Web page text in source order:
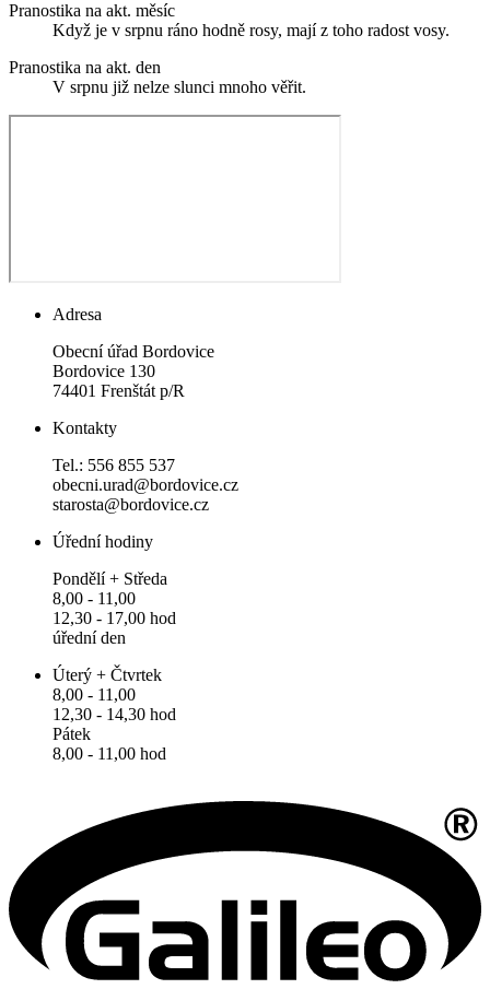
Pranostika na akt. měsíc
Když je v srpnu ráno hodně rosy, mají z toho radost vosy.
Pranostika na akt. den
V srpnu již nelze slunci mnoho věřit.
Adresa
Obecní úřad Bordovice
Bordovice 130
74401 Frenštát p/R
Kontakty
Tel.: 556 855 537
obecni.urad@bordovice.cz
starosta@bordovice.cz
Úřední hodiny
Pondělí + Středa
8,00 - 11,00
12,30 - 17,00 hod
úřední den
Úterý + Čtvrtek
8,00 - 11,00
12,30 - 14,30 hod
Pátek
8,00 - 11,00 hod